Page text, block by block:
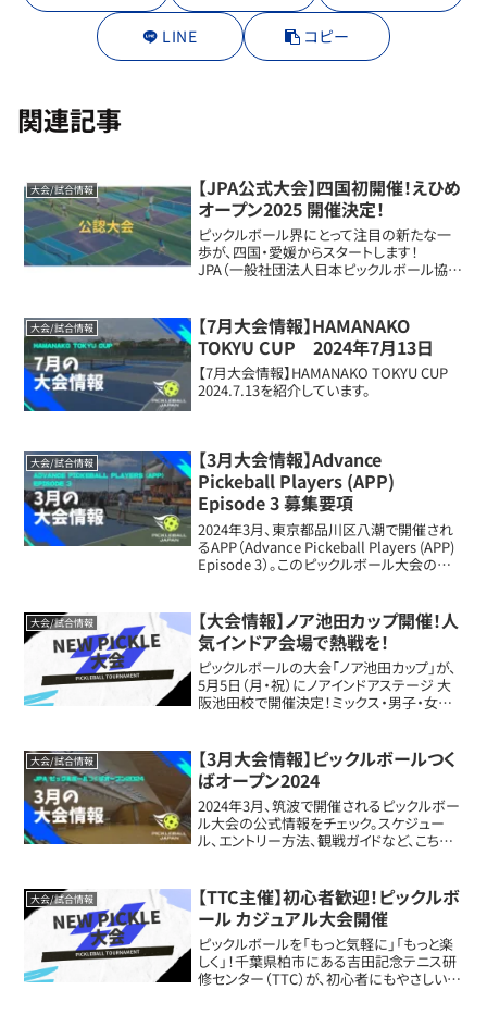
LINE コピー
関連記事
大会/試合情報
【JPA公式大会】四国初開催！えひめ
オープン2025 開催決定！
ピックルボール界にとって注目の新たな一
歩が、四国・愛媛からスタートします！
JPA（一般社団法人日本ピックルボール協
運動公園体育館で開催決定！四国エリア...
大会/試合情報
【7月大会情報】HAMANAKO
TOKYU CUP 2024年7月13日
【7月大会情報】HAMANAKO TOKYU CUP
2024.7.13を紹介しています。
大会/試合情報
【3月大会情報】Advance
Pickeball Players (APP)
Episode 3 募集要項
2024年3月、東京都品川区八潮で開催され
るAPP（Advance Pickeball Players (APP)
Episode 3）。このピックルボール大会の公
大会/試合情報
【大会情報】ノア池田カップ開催！人
気インドア会場で熱戦を！
ピックルボールの大会「ノア池田カップ」が、
5月5日（月・祝）にノアインドアステージ 大
阪池田校で開催決定！ミックス・男子・女子
ない完全インドアコートでの開催なので...
大会/試合情報
【3月大会情報】ピックルボールつく
ばオープン2024
2024年3月、筑波で開催されるピックルボー
ル大会の公式情報をチェック。スケジュー
ル、エントリー方法、観戦ガイドなど、こちら
大会/試合情報
【TTC主催】初心者歓迎！ピックルボ
ール カジュアル大会開催
ピックルボールを「もっと気軽に」「もっと楽
しく」！千葉県柏市にある吉田記念テニス研
修センター（TTC）が、初心者にもやさしいカ